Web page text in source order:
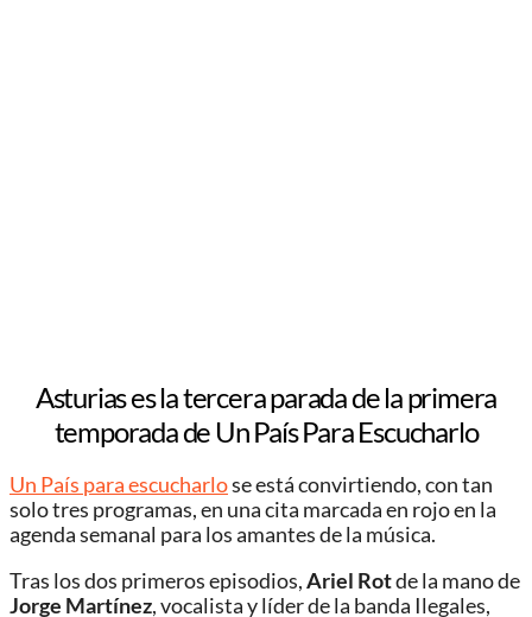
Asturias es la tercera parada de la primera
temporada de Un País Para Escucharlo
Un País para escucharlose está convirtiendo, con tan
solo tres programas, en una cita marcada en rojo en la
agenda semanal para los amantes de la música.
Tras los dos primeros episodios,Ariel Rotde la mano de
Jorge Martínez, vocalista y líder de la banda Ilegales,